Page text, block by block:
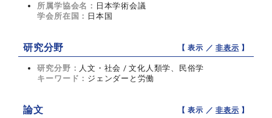
所属学協会名： 日本学術会議
学会所在国： 日本国
研究分野 【 表示 ／非表示 】
研究分野： 人文・社会 / 文化人類学、民俗学
キーワード： ジェンダーと労働
論文 【 表示 ／非表示 】